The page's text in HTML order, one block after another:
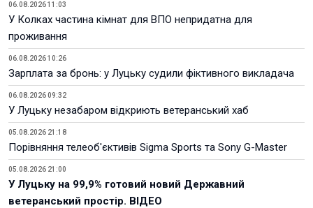
06.08.2026 11:03
У Колках частина кімнат для ВПО непридатна для
проживання
06.08.2026 10:26
Зарплата за бронь: у Луцьку судили фіктивного викладача
06.08.2026 09:32
У Луцьку незабаром відкриють ветеранський хаб
05.08.2026 21:18
Порівняння телеоб'єктивів Sigma Sports та Sony G-Master
05.08.2026 21:00
У Луцьку на 99,9% готовий новий Державний
ветеранський простір. ВІДЕО